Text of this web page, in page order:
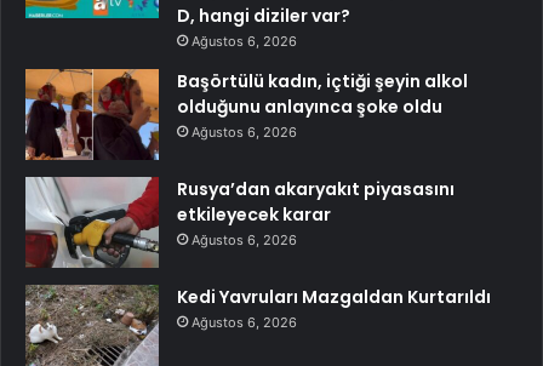
D, hangi diziler var?
Ağustos 6, 2026
Başörtülü kadın, içtiği şeyin alkol
olduğunu anlayınca şoke oldu
Ağustos 6, 2026
Rusya’dan akaryakıt piyasasını
etkileyecek karar
Ağustos 6, 2026
Kedi Yavruları Mazgaldan Kurtarıldı
Ağustos 6, 2026